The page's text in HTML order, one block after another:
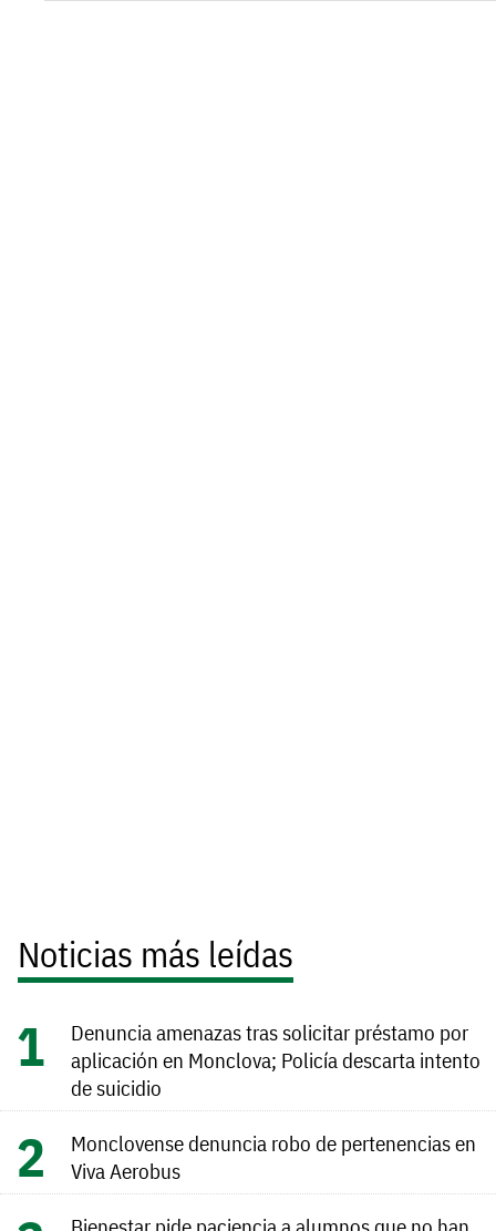
Noticias más leídas
Denuncia amenazas tras solicitar préstamo por
aplicación en Monclova; Policía descarta intento
de suicidio
Monclovense denuncia robo de pertenencias en
Viva Aerobus